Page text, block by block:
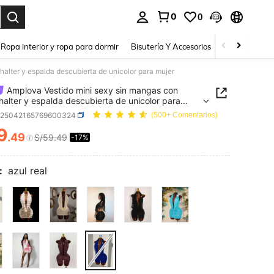
0 0
Ropa interior y ropa para dormir Bisutería Y Accesorios Zapatos
y espalda descubierta de unicolor para mujer
Amplova Vestido mini sexy sin mangas con
y espalda descubierta de unicolor para
(500+ Comentarios)
AND AVAILABILITY
.49 S/59.49 -17%
azul real